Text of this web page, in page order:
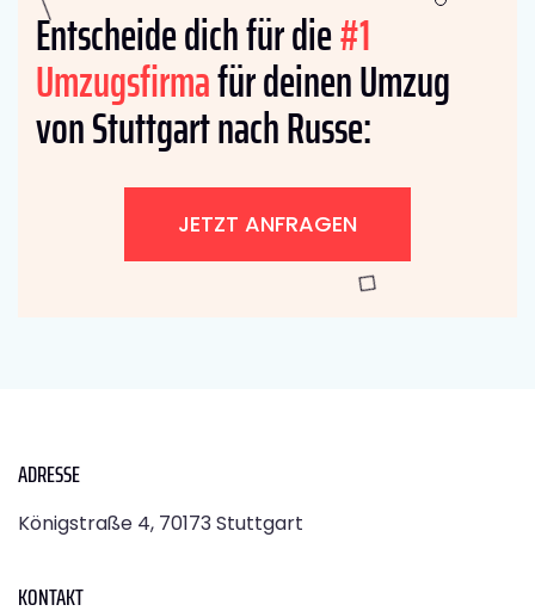
Entscheide dich für die#1
Umzugsfirmafür deinen Umzug
von Stuttgart nach Russe:
JETZT ANFRAGEN
ADRESSE
Königstraße 4, 70173 Stuttgart
KONTAKT